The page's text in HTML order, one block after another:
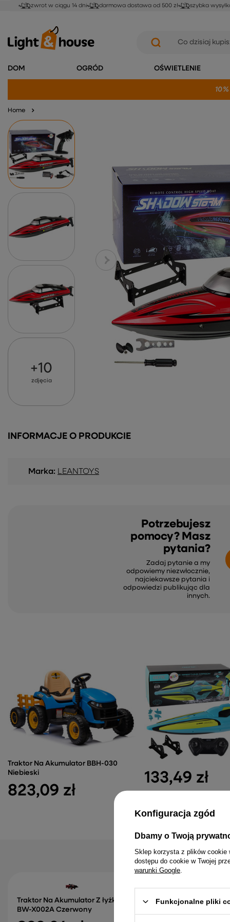
zwrot w ciągu 14 dni darmowa dostawa od 500 zł szybka
DOM OGRÓD OŚWIETLENIE
Home
+10
zdjęcia
INFORMACJE O PRODUKCIE
Marka: LEANTOYS
Potrzebujesz
pomocy? Masz
pytania?
Zadaj pytanie a my
odpowiemy niezwłocznie,
najciekawsze pytania i
odpowiedzi publikując dla
innych.
Traktor Na Akumulator BBH-030
Niebieski
823,09 zł
133,49 zł
Traktor Na Akumulator Z łyżką
BW-X002A Czerwony
Łowienie Akcesoria
Konfiguracja zgód
Dbamy o Twoją
Sklep korzysta z plików cookie
dostępu do cookie w Twojej
warunki Google
Funkcjonalne pliki